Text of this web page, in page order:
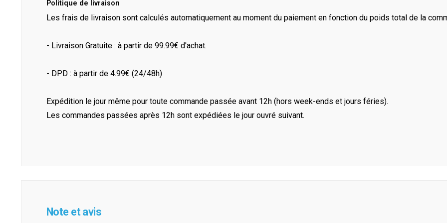
Politique de livraison
Les frais de livraison sont calculés automatiquement au moment du paiement en fonction du poids total de la
- Livraison Gratuite : à partir de 99.99€ d'achat.
- DPD : à partir de 4.99€ (24/48h)
Expédition le jour même pour toute commande passée avant 12h (hors week-ends et jours féries).
Les commandes passées après 12h sont expédiées le jour ouvré suivant.
Note et avis